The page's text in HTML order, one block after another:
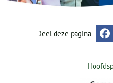
Deel deze pagina